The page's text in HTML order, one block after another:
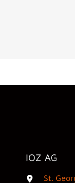
IOZ AG
St.